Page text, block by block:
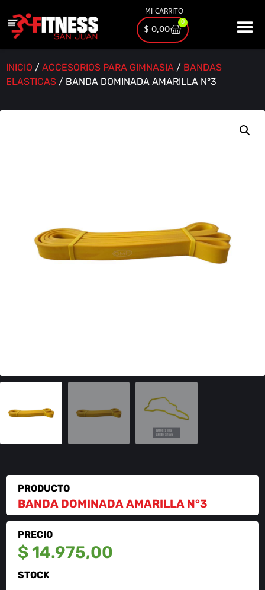
MI CARRITO
$ 0,00
0
INICIO / ACCESORIOS PARA GIMNASIA / BANDAS
ELASTICAS / BANDA DOMINADA AMARILLA N°3
PRODUCTO
BANDA DOMINADA AMARILLA N°3
PRECIO
$14.975,00
STOCK